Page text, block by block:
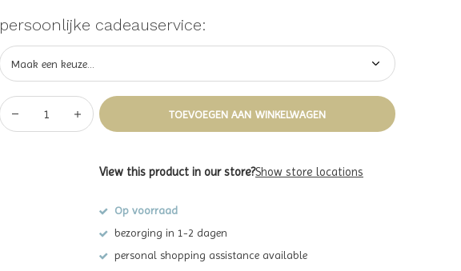
persoonlijke cadeauservice:
TOEVOEGEN AAN WINKELWAGEN
View this product in our store?Show store locations
Op voorraad
bezorging in 1-2 dagen
personal shopping assistance available